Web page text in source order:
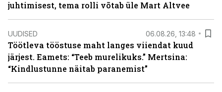
juhtimisest, tema rolli võtab üle Mart Altvee
UUDISED 06.08.26, 13:48
Töötleva tööstuse maht langes viiendat kuud
järjest. Eamets: “Teeb murelikuks.” Mertsina:
“Kindlustunne näitab paranemist”